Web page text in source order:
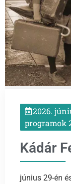
2026.
programok
Kádár
június 29-én